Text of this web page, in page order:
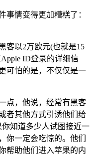
事情变得更加糟糕了：
客以2万欧元(也就是15
ID登录的详细信
可怕的是，不仅仅是一
点，他说，经常有黑客
者其他方式引诱他们给
知道多少人试图接近一
你一定会吃惊的。他们
帮助他们进入苹果的内